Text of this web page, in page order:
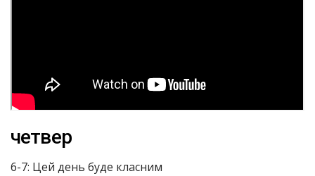
четвер
6-7: Цей день буде класним